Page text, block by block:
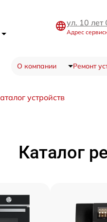
ул. 10 лет
Адрес
О компании Ремонт
устройств
Каталог